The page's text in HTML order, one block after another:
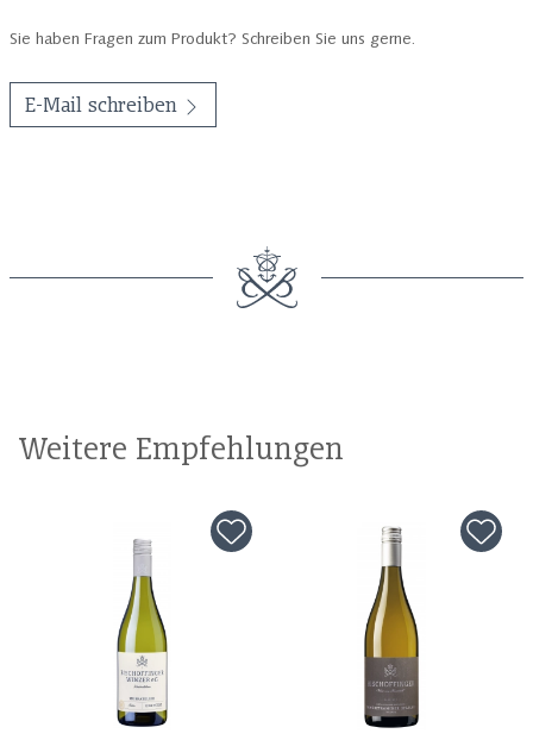
Sie haben Fragen zum Produkt? Schreiben Sie uns gerne.
E-Mail schreiben
Weitere Empfehlungen